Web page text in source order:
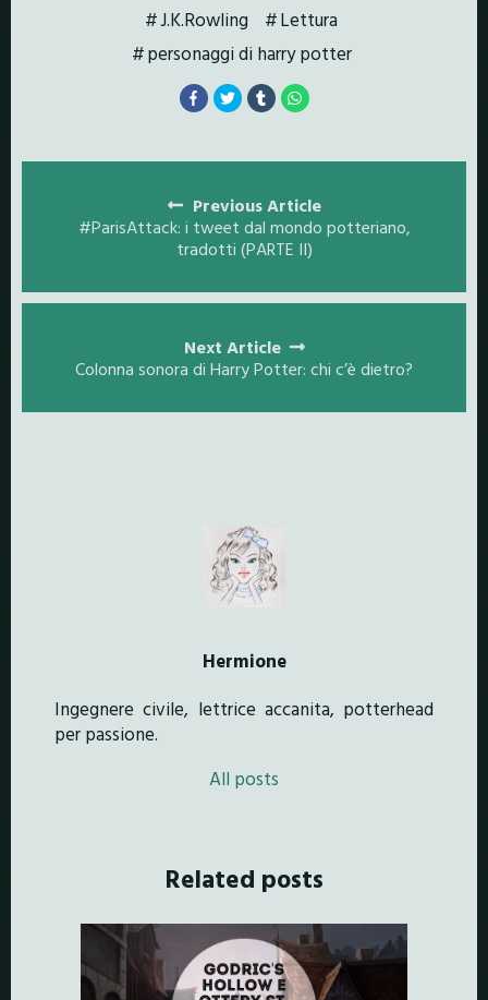
J.K.Rowling
Lettura
personaggi di harry potter
navigation
Previous Article
#ParisAttack: i tweet dal mondo potteriano,
tradotti (PARTE II)
Next Article
Colonna sonora di Harry Potter: chi c’è dietro?
Hermione
Ingegnere civile, lettrice accanita, potterhead
per passione.
All posts
Related posts